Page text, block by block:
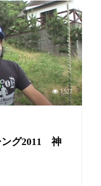
1,527
ング2011 神